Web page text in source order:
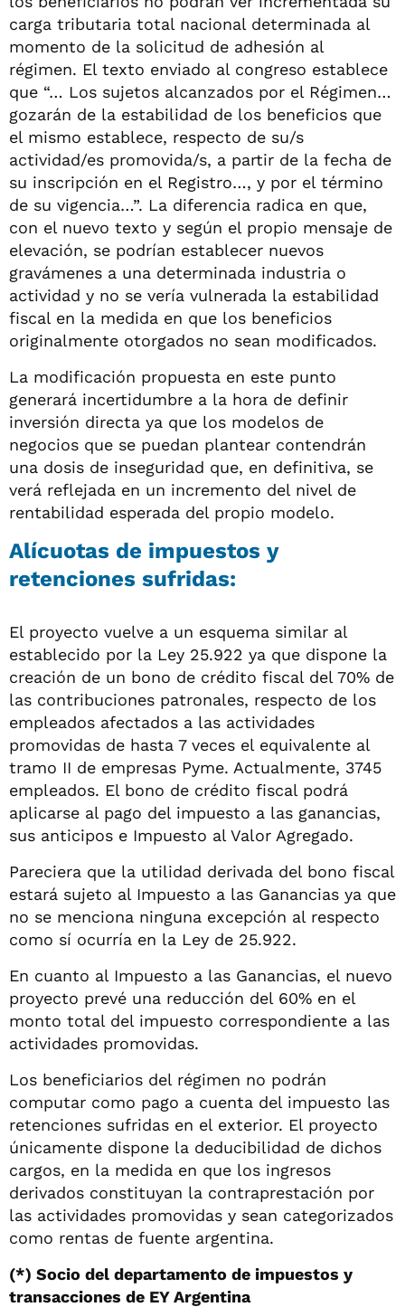
carga tributaria total nacional determinada al
momento de la solicitud de adhesión al
régimen. El texto enviado al congreso establece
que “… Los sujetos alcanzados por el Régimen…
gozarán de la estabilidad de los beneficios que
el mismo establece, respecto de su/s
actividad/es promovida/s, a partir de la fecha de
su inscripción en el Registro…, y por el término
de su vigencia…”. La diferencia radica en que,
con el nuevo texto y según el propio mensaje de
elevación, se podrían establecer nuevos
gravámenes a una determinada industria o
actividad y no se vería vulnerada la estabilidad
fiscal en la medida en que los beneficios
originalmente otorgados no sean modificados.
La modificación propuesta en este punto
generará incertidumbre a la hora de definir
inversión directa ya que los modelos de
negocios que se puedan plantear contendrán
una dosis de inseguridad que, en definitiva, se
verá reflejada en un incremento del nivel de
rentabilidad esperada del propio modelo.
Alícuotas de impuestos y
retenciones sufridas:
El proyecto vuelve a un esquema similar al
establecido por la Ley 25.922 ya que dispone la
creación de un bono de crédito fiscal del 70% de
las contribuciones patronales, respecto de los
empleados afectados a las actividades
promovidas de hasta 7 veces el equivalente al
tramo II de empresas Pyme. Actualmente, 3745
empleados. El bono de crédito fiscal podrá
aplicarse al pago del impuesto a las ganancias,
sus anticipos e Impuesto al Valor Agregado.
Pareciera que la utilidad derivada del bono fiscal
estará sujeto al Impuesto a las Ganancias ya que
no se menciona ninguna excepción al respecto
como sí ocurría en la Ley de 25.922.
En cuanto al Impuesto a las Ganancias, el nuevo
proyecto prevé una reducción del 60% en el
monto total del impuesto correspondiente a las
actividades promovidas.
Los beneficiarios del régimen no podrán
computar como pago a cuenta del impuesto las
retenciones sufridas en el exterior. El proyecto
únicamente dispone la deducibilidad de dichos
cargos, en la medida en que los ingresos
derivados constituyan la contraprestación por
las actividades promovidas y sean categorizados
como rentas de fuente argentina.
(*) Socio del departamento de impuestos y
transacciones de EY Argentina